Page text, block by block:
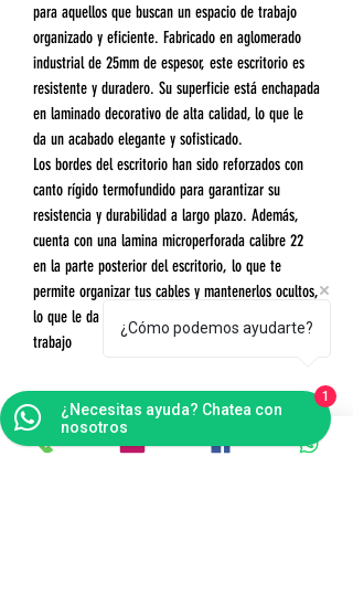
para aquellos que buscan un espacio de trabajo
organizado y eficiente. Fabricado en aglomerado
industrial de 25mm de espesor, este escritorio es
resistente y duradero. Su superficie está enchapada
en laminado decorativo de alta calidad, lo que le
da un acabado elegante y sofisticado.
Los bordes del escritorio han sido reforzados con
canto rígido termofundido para garantizar su
resistencia y durabilidad a largo plazo. Además,
cuenta con una lamina microperforada calibre 22
en la parte posterior del escritorio, lo que te
permite organizar tus cables y mantenerlos ocultos,
lo que le da un toque más estético a tu espacio de
trabajo
¿Cómo podemos ayudarte?
¿Necesitas ayuda? Chatea con
nosotros
1